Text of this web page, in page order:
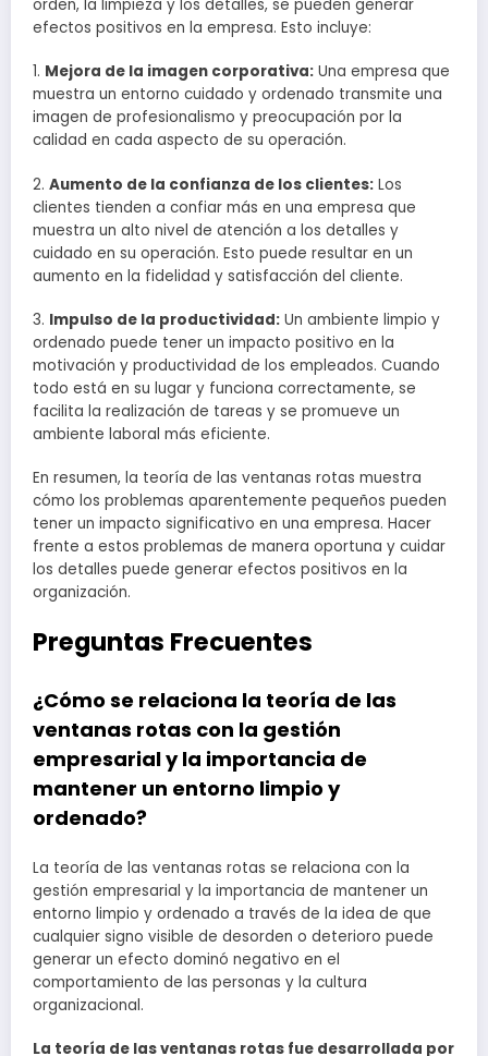
orden, la limpieza y los detalles, se pueden generar
efectos positivos en la empresa. Esto incluye:
1. Mejora de la imagen corporativa: Una empresa que
muestra un entorno cuidado y ordenado transmite una
imagen de profesionalismo y preocupación por la
calidad en cada aspecto de su operación.
2. Aumento de la confianza de los clientes: Los
clientes tienden a confiar más en una empresa que
muestra un alto nivel de atención a los detalles y
cuidado en su operación. Esto puede resultar en un
aumento en la fidelidad y satisfacción del cliente.
3. Impulso de la productividad: Un ambiente limpio y
ordenado puede tener un impacto positivo en la
motivación y productividad de los empleados. Cuando
todo está en su lugar y funciona correctamente, se
facilita la realización de tareas y se promueve un
ambiente laboral más eficiente.
En resumen, la teoría de las ventanas rotas muestra
cómo los problemas aparentemente pequeños pueden
tener un impacto significativo en una empresa. Hacer
frente a estos problemas de manera oportuna y cuidar
los detalles puede generar efectos positivos en la
organización.
Preguntas Frecuentes
¿Cómo se relaciona la teoría de las
ventanas rotas con la gestión
empresarial y la importancia de
mantener un entorno limpio y
ordenado?
La teoría de las ventanas rotas se relaciona con la
gestión empresarial y la importancia de mantener un
entorno limpio y ordenado a través de la idea de que
cualquier signo visible de desorden o deterioro puede
generar un efecto dominó negativo en el
comportamiento de las personas y la cultura
organizacional.
La teoría de las ventanas rotas fue desarrollada por